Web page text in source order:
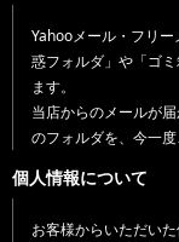
Yahooメール・フリ
惑フォルダ」や「ゴ
ます。
当店からのメールが
のフォルダを、今一度
個人情報について
お客様からいただい